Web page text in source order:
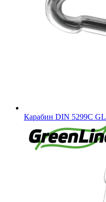
Карабин DIN 5299C GL